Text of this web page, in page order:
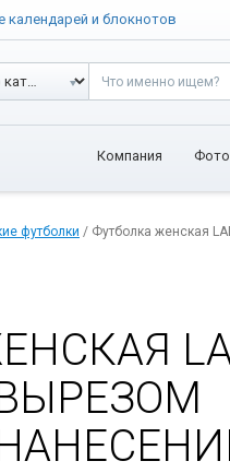
и блокнотов
Компания
футболки / Футболка женская
ВЫРЕЗОМ